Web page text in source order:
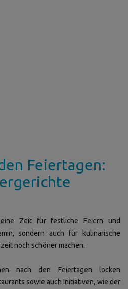
Feiertagen:
Zeit für festliche Feiern und
sondern auch für kulinarische
noch schöner machen.
nach den Feiertagen locken
sowie auch Initiativen, wie der